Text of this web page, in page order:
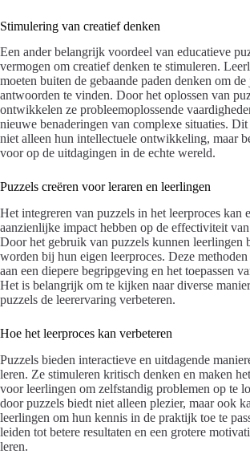
Stimulering van creatief denken
Een ander belangrijk voordeel van educatieve
vermogen om creatief denken te stimuleren.
moeten buiten de gebaande paden denken om de
antwoorden te vinden. Door het oplossen van
ontwikkelen ze probleemoplossende
nieuwe benaderingen van complexe situaties.
niet alleen hun intellectuele ontwikkeling, maar
voor op de uitdagingen in de echte wereld.
Puzzels creëren voor leraren en leerlingen
Het integreren van puzzels in het leerproces kan
aanzienlijke impact hebben op de effectiviteit
Door het gebruik van puzzels kunnen leerlingen
worden bij hun eigen leerproces. Deze
aan een diepere begripgeving en het toepassen
Het is belangrijk om te kijken naar diverse
puzzels de leerervaring verbeteren.
Hoe het leerproces kan verbeteren
Puzzels bieden interactieve en uitdagende
leren. Ze stimuleren kritisch denken en maken
voor leerlingen om zelfstandig problemen op te
door puzzels biedt niet alleen plezier, maar ook
leerlingen om hun kennis in de praktijk toe te
leiden tot betere resultaten en een grotere
leren.